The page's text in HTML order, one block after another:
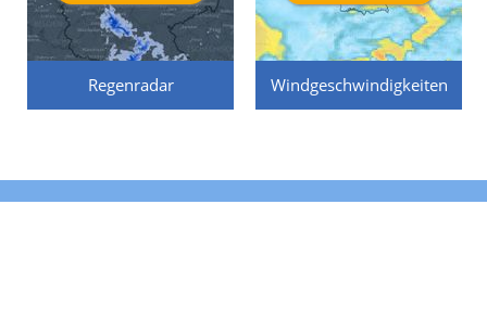
Regenradar Windgeschwindigkeiten